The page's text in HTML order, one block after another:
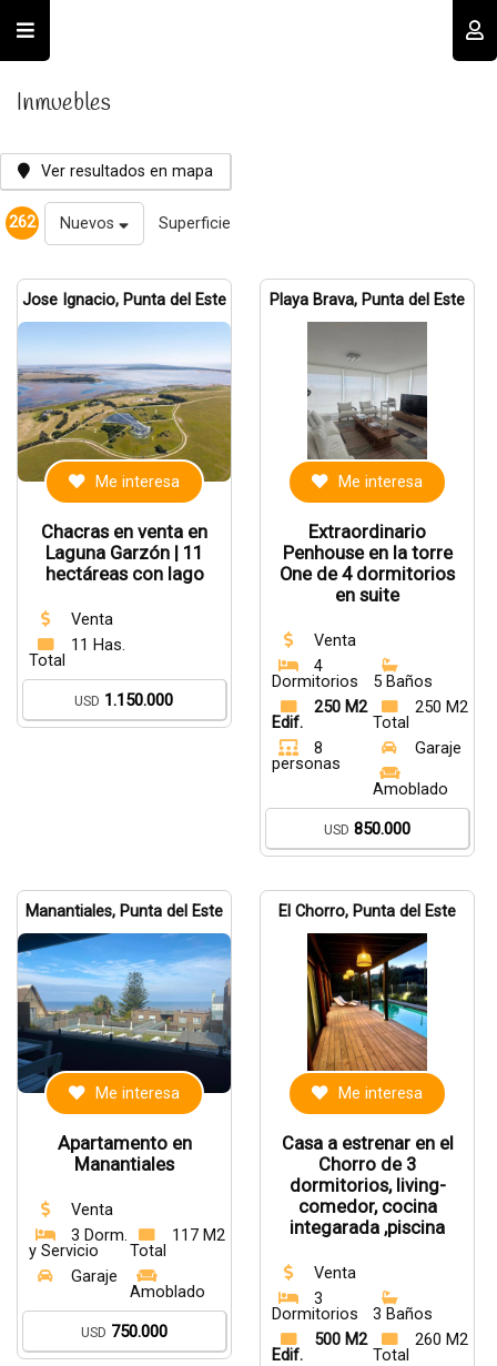
Recordar datos
INGRESAR
Olvidé mi clave Registro
Inmuebles
Ver resultados en mapa
262 Nuevos Superficie
Jose Ignacio, Punta del Este
Me interesa
Chacras en venta en
Laguna Garzón | 11
hectáreas con lago
Venta
11 Has.
Total
USD 1.150.000
Playa Brava, Punta del Este
Me interesa
Extraordinario
Penhouse en la torre
One de 4 dormitorios
en suite
Venta
4
Dormitorios
5 Baños
250 M2
Edif.
250 M2
Total
8
personas
Garaje
Amoblado
USD 850.000
Manantiales, Punta del Este
Me interesa
Apartamento en
Manantiales
Venta
3 Dorm.
y Servicio
117 M2
Total
Garaje
Amoblado
USD 750.000
El Chorro, Punta del Este
Me interesa
Casa a estrenar en el
Chorro de 3
dormitorios, living-
comedor, cocina
integarada ,piscina
Venta
3
Dormitorios
3 Baños
500 M2
Edif.
260 M2
Total